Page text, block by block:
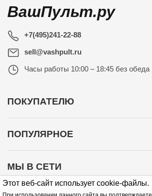
Этот веб-сайт использует cookie-файлы.
ВашПульт.ру
+7(495)241-22-88
sell@vashpult.ru
Часы работы 10:00 – 18:45 без обеда
ПОКУПАТЕЛЮ
ПОПУЛЯРНОЕ
МЫ В СЕТИ